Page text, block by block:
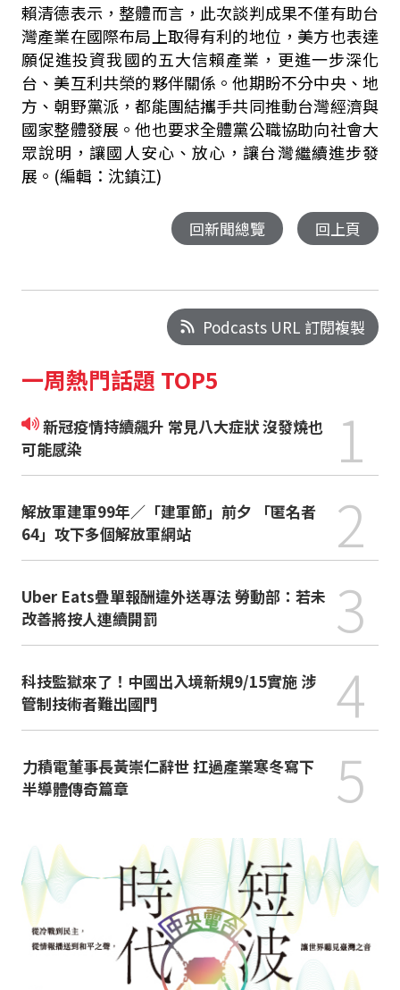
賴清德表示，整體而言，此次談判成果不僅有助台
灣產業在國際布局上取得有利的地位，美方也表達
願促進投資我國的五大信賴產業，更進一步深化
台、美互利共榮的夥伴關係。他期盼不分中央、地
方、朝野黨派，都能團結攜手共同推動台灣經濟與
國家整體發展。他也要求全體黨公職協助向社會大
眾說明，讓國人安心、放心，讓台灣繼續進步發
展。(編輯：沈鎮江)
回新聞總覽 回上頁
Podcasts URL 訂閱複製
一周熱門話題 TOP5
新冠疫情持續飆升 常見八大症狀 沒發燒也
可能感染
1
解放軍建軍99年／「建軍節」前夕 「匿名者
64」攻下多個解放軍網站
2
Uber Eats疊單報酬違外送專法 勞動部：若未
改善將按人連續開罰
3
科技監獄來了！中國出入境新規9/15實施 涉
管制技術者難出國門
4
力積電董事長黃崇仁辭世 扛過產業寒冬寫下
半導體傳奇篇章
5